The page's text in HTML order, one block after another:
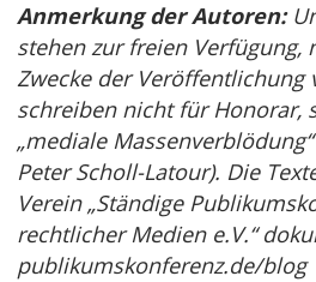
Anmerkung der Autoren:
stehen zur freien Verfügung,
Zwecke der Veröffentlichung
schreiben nicht für Honorar,
„mediale
Peter Scholl-Latour). Die
Verein „Ständige
rechtlicher Medien e.V.“
publikumskonferenz.de/blog